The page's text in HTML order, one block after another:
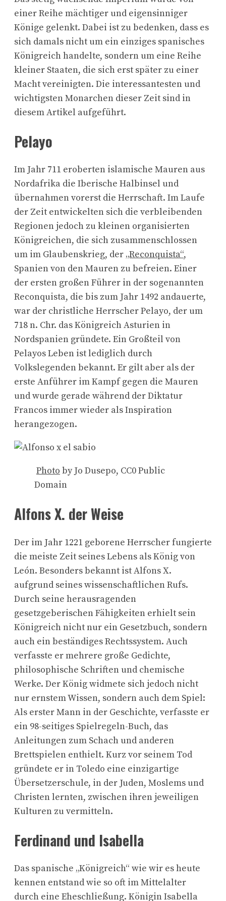
einer Reihe mächtiger und eigensinniger
Könige gelenkt. Dabei ist zu bedenken, dass es
sich damals nicht um ein einziges spanisches
Königreich handelte, sondern um eine Reihe
kleiner Staaten, die sich erst später zu einer
Macht vereinigten. Die interessantesten und
wichtigsten Monarchen dieser Zeit sind in
diesem Artikel aufgeführt.
Pelayo
Im Jahr 711 eroberten islamische Mauren aus
Nordafrika die Iberische Halbinsel und
übernahmen vorerst die Herrschaft. Im Laufe
der Zeit entwickelten sich die verbleibenden
Regionen jedoch zu kleinen organisierten
Königreichen, die sich zusammenschlossen
um im Glaubenskrieg, der „Reconquista“,
Spanien von den Mauren zu befreien. Einer
der ersten großen Führer in der sogenannten
Reconquista, die bis zum Jahr 1492 andauerte,
war der christliche Herrscher Pelayo, der um
718 n. Chr. das Königreich Asturien in
Nordspanien gründete. Ein Großteil von
Pelayos Leben ist lediglich durch
Volkslegenden bekannt. Er gilt aber als der
erste Anführer im Kampf gegen die Mauren
und wurde gerade während der Diktatur
Francos immer wieder als Inspiration
herangezogen.
Photo by Jo Dusepo, CC0 Public
Domain
Alfons X. der Weise
Der im Jahr 1221 geborene Herrscher fungierte
die meiste Zeit seines Lebens als König von
León. Besonders bekannt ist Alfons X.
aufgrund seines wissenschaftlichen Rufs.
Durch seine herausragenden
gesetzgeberischen Fähigkeiten erhielt sein
Königreich nicht nur ein Gesetzbuch, sondern
auch ein beständiges Rechtssystem. Auch
verfasste er mehrere große Gedichte,
philosophische Schriften und chemische
Werke. Der König widmete sich jedoch nicht
nur ernstem Wissen, sondern auch dem Spiel:
Als erster Mann in der Geschichte, verfasste er
ein 98-seitiges Spielregeln-Buch, das
Anleitungen zum Schach und anderen
Brettspielen enthielt. Kurz vor seinem Tod
gründete er in Toledo eine einzigartige
Übersetzerschule, in der Juden, Moslems und
Christen lernten, zwischen ihren jeweiligen
Kulturen zu vermitteln.
Ferdinand und Isabella
Das spanische „Königreich“ wie wir es heute
kennen entstand wie so oft im Mittelalter
durch eine Eheschließung. Königin Isabella